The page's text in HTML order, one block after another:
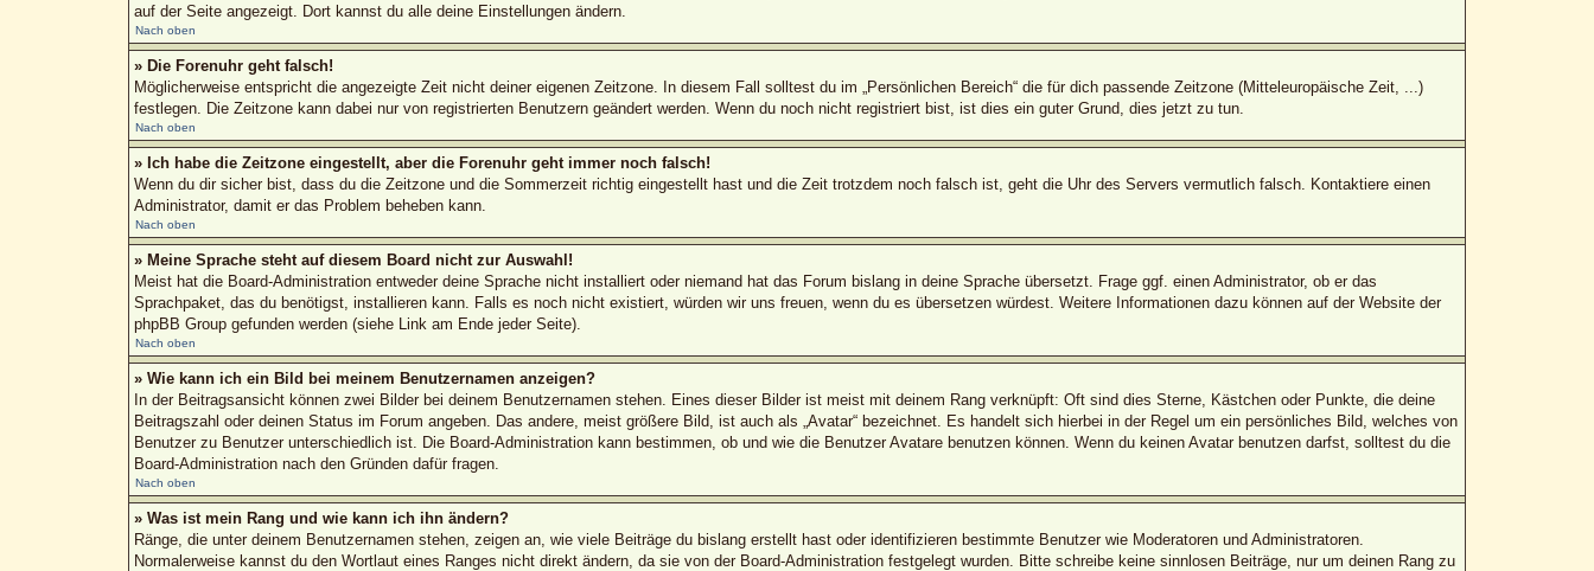
auf der Seite angezeigt. Dort kannst du alle deine Einstellungen ändern.
Nach oben
» Die Forenuhr geht falsch!
Möglicherweise entspricht die angezeigte Zeit nicht deiner eigenen Zeitzone. In diesem Fall solltest du im „Persönlichen Bereich“ die für dich passende Zeitzone (Mitteleuropäische Zeit, ...)
festlegen. Die Zeitzone kann dabei nur von registrierten Benutzern geändert werden. Wenn du noch nicht registriert bist, ist dies ein guter Grund, dies jetzt zu tun.
Nach oben
» Ich habe die Zeitzone eingestellt, aber die Forenuhr geht immer noch falsch!
Wenn du dir sicher bist, dass du die Zeitzone und die Sommerzeit richtig eingestellt hast und die Zeit trotzdem noch falsch ist, geht die Uhr des Servers vermutlich falsch. Kontaktiere einen
Administrator, damit er das Problem beheben kann.
Nach oben
» Meine Sprache steht auf diesem Board nicht zur Auswahl!
Meist hat die Board-Administration entweder deine Sprache nicht installiert oder niemand hat das Forum bislang in deine Sprache übersetzt. Frage ggf. einen Administrator, ob er das
Sprachpaket, das du benötigst, installieren kann. Falls es noch nicht existiert, würden wir uns freuen, wenn du es übersetzen würdest. Weitere Informationen dazu können auf der Website der
phpBB Group gefunden werden (siehe Link am Ende jeder Seite).
Nach oben
» Wie kann ich ein Bild bei meinem Benutzernamen anzeigen?
In der Beitragsansicht können zwei Bilder bei deinem Benutzernamen stehen. Eines dieser Bilder ist meist mit deinem Rang verknüpft: Oft sind dies Sterne, Kästchen oder Punkte, die deine
Beitragszahl oder deinen Status im Forum angeben. Das andere, meist größere Bild, ist auch als „Avatar“ bezeichnet. Es handelt sich hierbei in der Regel um ein persönliches Bild, welches von
Benutzer zu Benutzer unterschiedlich ist. Die Board-Administration kann bestimmen, ob und wie die Benutzer Avatare benutzen können. Wenn du keinen Avatar benutzen darfst, solltest du die
Board-Administration nach den Gründen dafür fragen.
Nach oben
» Was ist mein Rang und wie kann ich ihn ändern?
Ränge, die unter deinem Benutzernamen stehen, zeigen an, wie viele Beiträge du bislang erstellt hast oder identifizieren bestimmte Benutzer wie Moderatoren und Administratoren.
Normalerweise kannst du den Wortlaut eines Ranges nicht direkt ändern, da sie von der Board-Administration festgelegt wurden. Bitte schreibe keine sinnlosen Beiträge, nur um deinen Rang zu